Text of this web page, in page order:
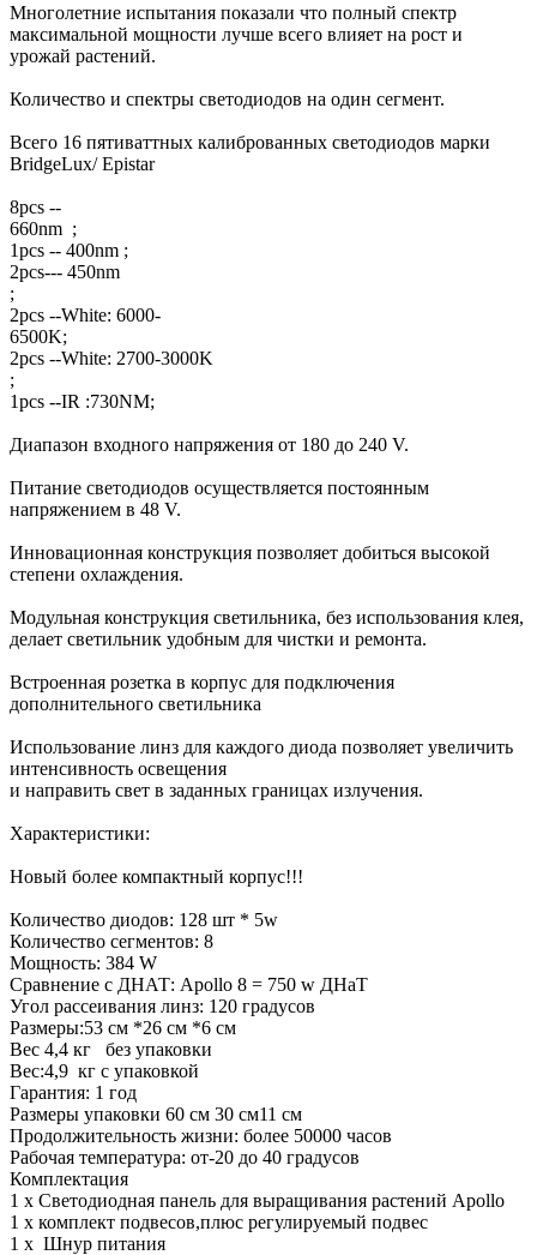
Многолетние испытания показали что полный спектр
максимальной мощности лучше всего влияет на рост и
урожай растений.
Количество и спектры светодиодов на один сегмент.
Всего 16 пятиваттных калиброванных светодиодов марки
BridgeLux/ Epistar
8pcs --
1pcs -- 400nm ;
2pcs--- 450nm
;
2pcs --White: 6000-
2pcs --White: 2700-3000K
1pcs --IR :730NM;
Диапазон входного напряжения от 180 до 240 V.
Питание светодиодов осуществляется постоянным
напряжением в 48 V.
Инновационная конструкция позволяет добиться высокой
степени охлаждения.
Модульная конструкция светильника, без использования клея,
делает светильник удобным для чистки и ремонта.
Встроенная розетка в корпус для подключения
дополнительного светильника
Использование линз для каждого диода позволяет увеличить
интенсивность освещения
и направить свет в заданных границах излучения.
Характеристики:
Новый более компактный корпус!!!
Количество диодов: 128 шт * 5w
Количество сегментов: 8
Мощность: 384 W
Сравнение с ДНАТ: Apollo 8 = 750 w ДНаТ
Угол рассеивания линз: 120 градусов
Размеры:53 см *26 см *6 см
Вес 4,4 кг без упаковки
Вес:4,9 кг с упаковкой
Гарантия: 1 год
Размеры упаковки 60 см 30 см11 см
Продолжительность жизни: более 50000 часов
Рабочая температура: от-20 до 40 градусов
Комплектация
1 х Светодиодная панель для выращивания растений Apollo
1 х комплект подвесов,плюс регулируемый подвес
1 х Шнур питания